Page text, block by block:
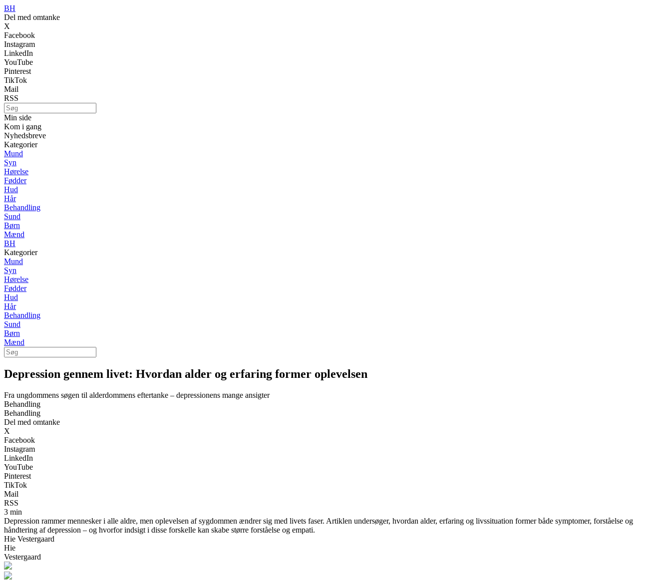
BH
Del med omtanke
X
Facebook
Instagram
LinkedIn
YouTube
Pinterest
TikTok
Mail
RSS
Min side
Kom i gang
Nyhedsbreve
Kategorier
Mund
Syn
Hørelse
Fødder
Hud
Hår
Behandling
Sund
Børn
Mænd
BH
Kategorier
Mund
Syn
Hørelse
Fødder
Hud
Hår
Behandling
Sund
Børn
Mænd
Depression gennem livet: Hvordan alder og erfaring former oplevelsen
Fra ungdommens søgen til alderdommens eftertanke – depressionens mange ansigter
Behandling
Behandling
Del med omtanke
X
Facebook
Instagram
LinkedIn
YouTube
Pinterest
TikTok
Mail
RSS
3 min
Depression rammer mennesker i alle aldre, men oplevelsen af sygdommen ændrer sig med livets faser. Artiklen undersøger, hvordan alder, erfaring og livssituation former både symptomer, forståelse og
håndtering af depression – og hvorfor indsigt i disse forskelle kan skabe større forståelse og empati.
Hie Vestergaard
Hie
Vestergaard